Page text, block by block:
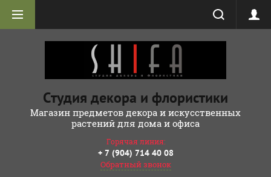
Студия декора и флористики
Магазин предметов декора и искусственных
растений для дома и офиса
Горячая линия:
+ 7 (904) 714 40 08
Обратный звонок